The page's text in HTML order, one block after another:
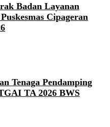
Badan Layanan
Cipageran
Tenaga Pendamping
TA 2026 BWS